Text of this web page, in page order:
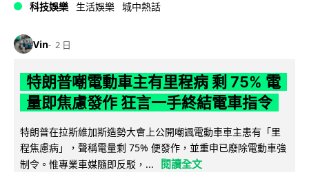
科技娛樂 生活娛樂 城中熱話
Vin 2 日
特朗普嘲電動車主有里程病 剩 75% 電
量即焦慮發作 狂言一手終結電車指令
特朗普在拉斯維加斯造勢大會上公開嘲諷電動車車主患有「里
程焦慮病」，聲稱電量剩 75% 便發作，並重申已廢除電動車強
制令。惟專業車媒隨即反駁，...
閱讀全文